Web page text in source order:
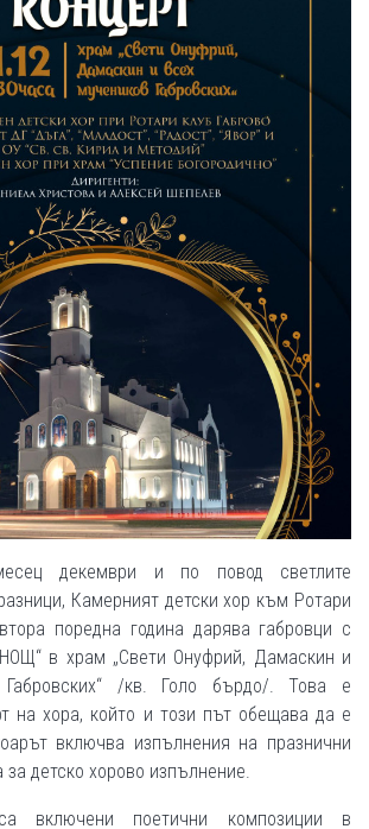
декември и по повод светлите
Камерният детски хор към Ротари
поредна година дарява габровци с
в храм „Свети Онуфрий, Дамаскин и
Габровских“ /кв. Голо бърдо/. Това е
на хора, който и този път обещава да е
включва изпълнения на празнични
за детско хорово изпълнение.
включени поетични композиции в